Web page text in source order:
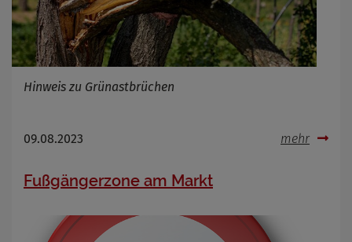
Hinweis zu Grünastbrüchen
09.08.2023 mehr
Fußgängerzone am Markt